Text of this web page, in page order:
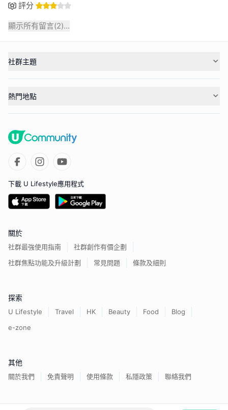
評分
顯示所有留言(2)...
社群主題
熱門地點
下載 U Lifestyle應用程式
關於
社群最強使用指南
社群創作有價企劃
社群焦點功能及升級計劃
常見問題 條款及細則
探索
U Lifestyle Travel HK Beauty Food
Blog
e-zone
其他
關於我們 免責聲明 使用條款 私隱政策 聯絡我們